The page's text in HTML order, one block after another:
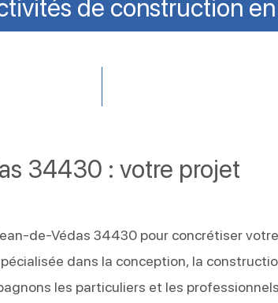
de construction
34430 : votre projet
de-Védas 34430 pour concrétiser votre
dans la conception, la
les particuliers et les